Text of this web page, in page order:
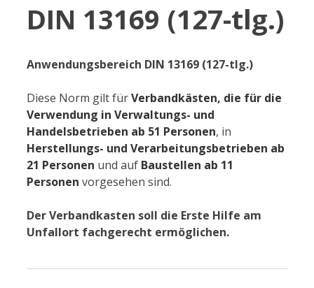
DIN 13169 (127-tlg.)
Anwendungsbereich DIN 13169 (127-tlg.)
Diese Norm gilt fürVerbandkästen, die für die
Verwendung in Verwaltungs- und
Handelsbetrieben ab 51 Personen, in
Herstellungs- und Verarbeitungsbetrieben ab
21 Personen und auf Baustellen ab 11
Personen vorgesehen sind.
Der Verbandkasten soll die Erste Hilfe am
Unfallort fachgerecht ermöglichen.